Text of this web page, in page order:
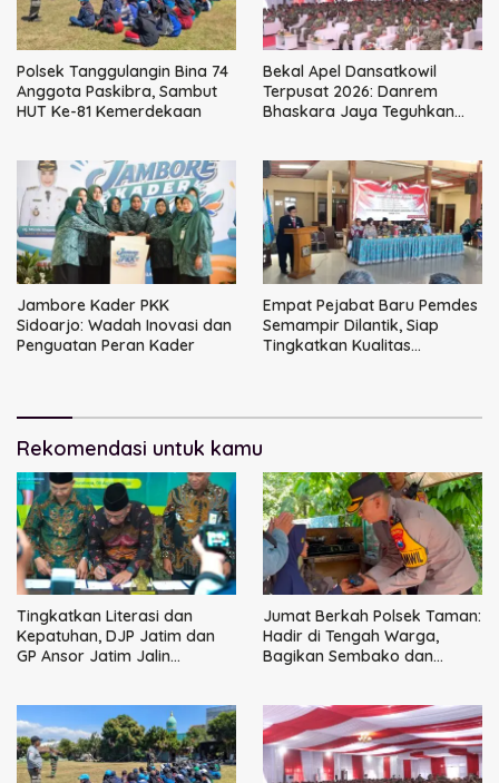
Polsek Tanggulangin Bina 74
Anggota Paskibra, Sambut
HUT Ke-81 Kemerdekaan
Bekal Apel Dansatkowil
Terpusat 2026: Danrem
Bhaskara Jaya Teguhkan
Jambore Kader PKK
Sidoarjo: Wadah Inovasi dan
Penguatan Peran Kader
Empat Pejabat Baru Pemdes
Semampir Dilantik, Siap
Tingkatkan Kualitas
Rekomendasi untuk kamu
Tingkatkan Literasi dan
Kepatuhan, DJP Jatim dan
GP Ansor Jatim Jalin
Jumat Berkah Polsek Taman:
Hadir di Tengah Warga,
Bagikan Sembako dan